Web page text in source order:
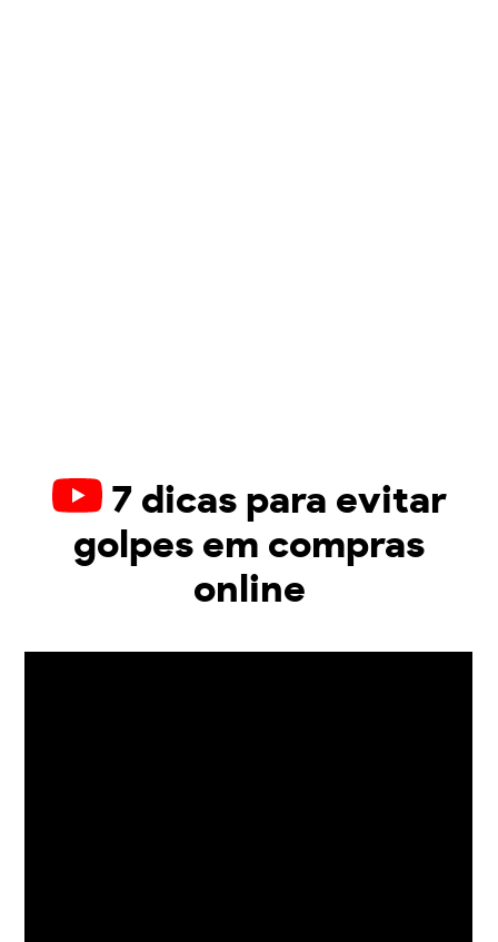
7 dicas para evitar
golpes em compras
online